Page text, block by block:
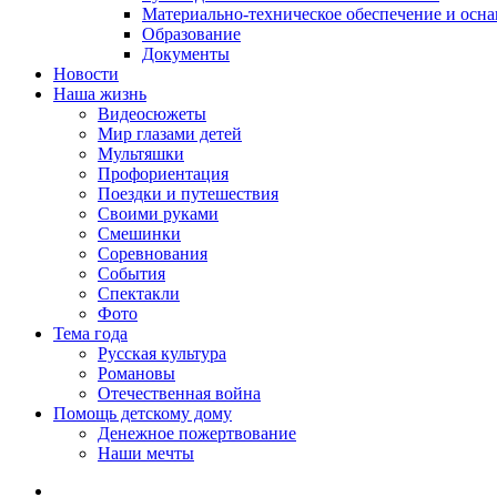
Материально-техническое обеспечение и
Образование
Документы
Новости
Наша жизнь
Видеосюжеты
Мир глазами детей
Мультяшки
Профориентация
Поездки и путешествия
Своими руками
Смешинки
Соревнования
События
Спектакли
Фото
Тема года
Русская культура
Романовы
Отечественная война
Помощь детскому дому
Денежное пожертвование
Наши мечты